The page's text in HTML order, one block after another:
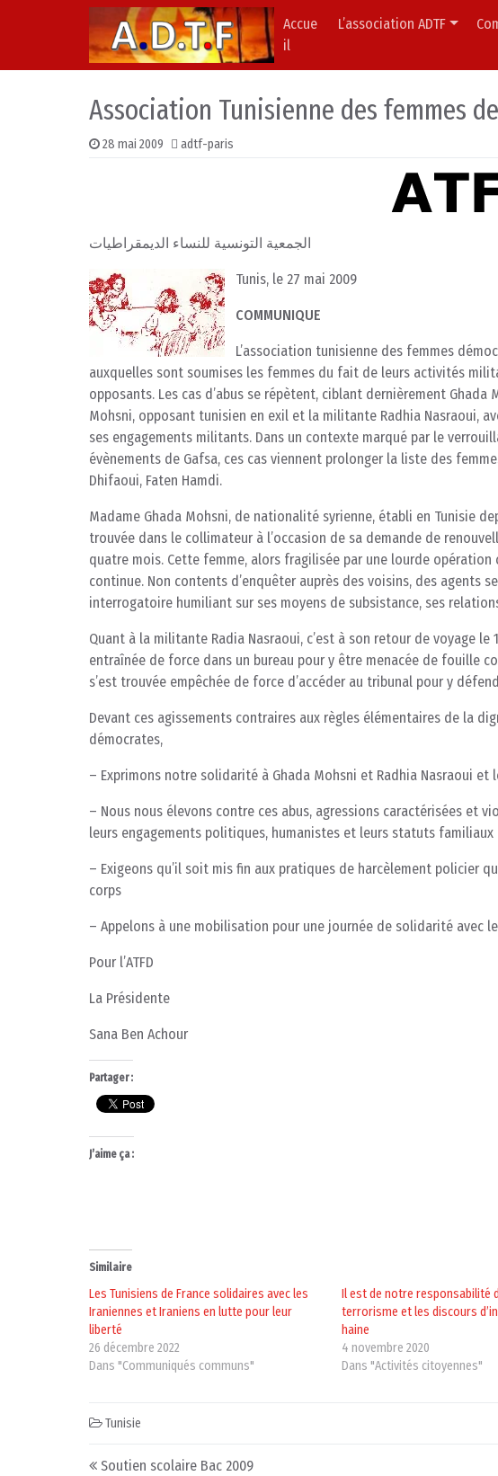
Skip to content
Main Navigation
Accue
il
L’association ADTF
Association Tunisienne des femmes
28 mai 2009 adtf-paris
الجمعية التونسية للنساء الديمقراطيات
Tunis, le 27 mai 2009
COMMUNIQUE
L’association tunisienne des femmes
auxquelles sont soumises les femmes du fait de leurs activités
opposants. Les cas d’abus se répètent, ciblant dernièrement Ghada
Mohsni, opposant tunisien en exil et la militante Radhia Nasraoui,
ses engagements militants. Dans un contexte marqué par le
évènements de Gafsa, ces cas viennent prolonger la liste des
Dhifaoui, Faten Hamdi.
Madame Ghada Mohsni, de nationalité syrienne, établi en Tunisie
trouvée dans le collimateur à l’occasion de sa demande de
quatre mois. Cette femme, alors fragilisée par une lourde
continue. Non contents d’enquêter auprès des voisins, des
interrogatoire humiliant sur ses moyens de subsistance, ses
Quant à la militante Radia Nasraoui, c’est à son retour de voyage
entraînée de force dans un bureau pour y être menacée de fouille
s’est trouvée empêchée de force d’accéder au tribunal pour y
Devant ces agissements contraires aux règles élémentaires de la
démocrates,
– Exprimons notre solidarité à Ghada Mohsni et Radhia Nasraoui
– Nous nous élevons contre ces abus, agressions caractérisées et
leurs engagements politiques, humanistes et leurs statuts familiaux
– Exigeons qu’il soit mis fin aux pratiques de harcèlement policier
corps
– Appelons à une mobilisation pour une journée de solidarité avec
Pour l’ATFD
La Présidente
Sana Ben Achour
Partager :
J’aime ça :
Similaire
Les Tunisiens de France solidaires avec les
Iraniennes et Iraniens en lutte pour leur
liberté
26 décembre 2022
Dans "Communiqués communs"
Il est de notre responsabilité
terrorisme et les discours
haine
4 novembre 2020
Dans "Activités citoyennes"
Tunisie
Post navigation
Soutien scolaire Bac 2009